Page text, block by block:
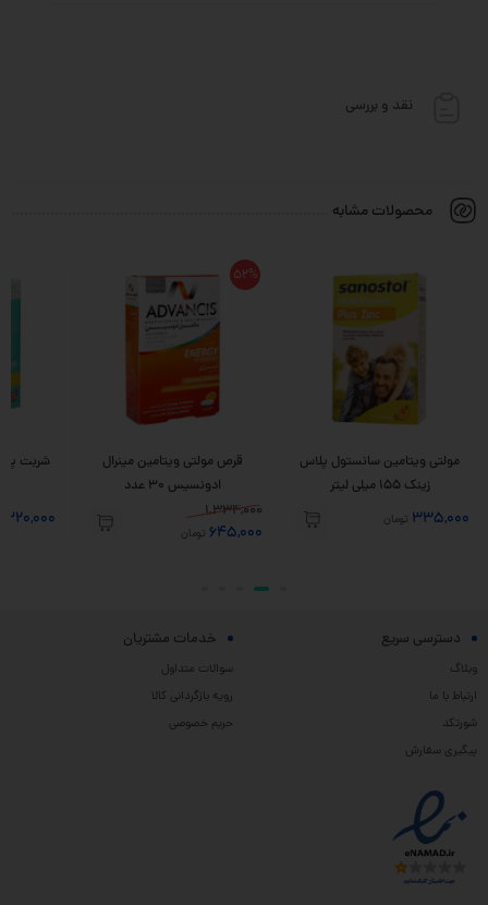
نقد و بررسی
محصولات مشابه
مولتی ویتامین سانستول پلاس
زینک 155 میلی لیتر
335,000 تومان
52%
قرص مولتی ویتامین مینرال
ادونسیس 30 عدد
1,334,000
645,000 تومان
220,000
دسترسی سریع
وبلاگ
ارتباط با ما
شورتکد
پیگیری سفارش
خدمات مشتریان
سوالات متداول
رویه بازگردانی کالا
حریم خصوصی